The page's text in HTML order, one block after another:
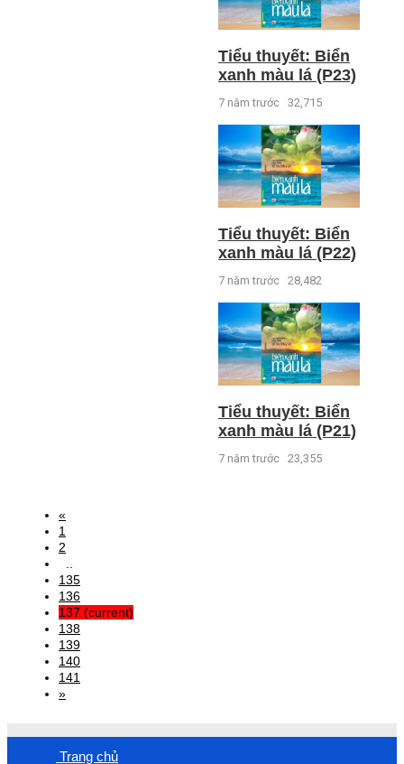
Tiểu thuyết: Biển
xanh màu lá (P23)
7 năm trước 32,715
Tiểu thuyết: Biển
xanh màu lá (P22)
7 năm trước 28,482
Tiểu thuyết: Biển
xanh màu lá (P21)
7 năm trước 23,355
«
1
2
135
136
137 (current)
138
139
140
141
»
Trang chủ